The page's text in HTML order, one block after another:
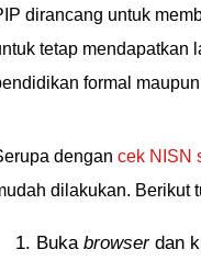
dirancang untuk
tetap mendapatkan
formal
dengan cek NISN
dilakukan. Berikut
Buka browserdan